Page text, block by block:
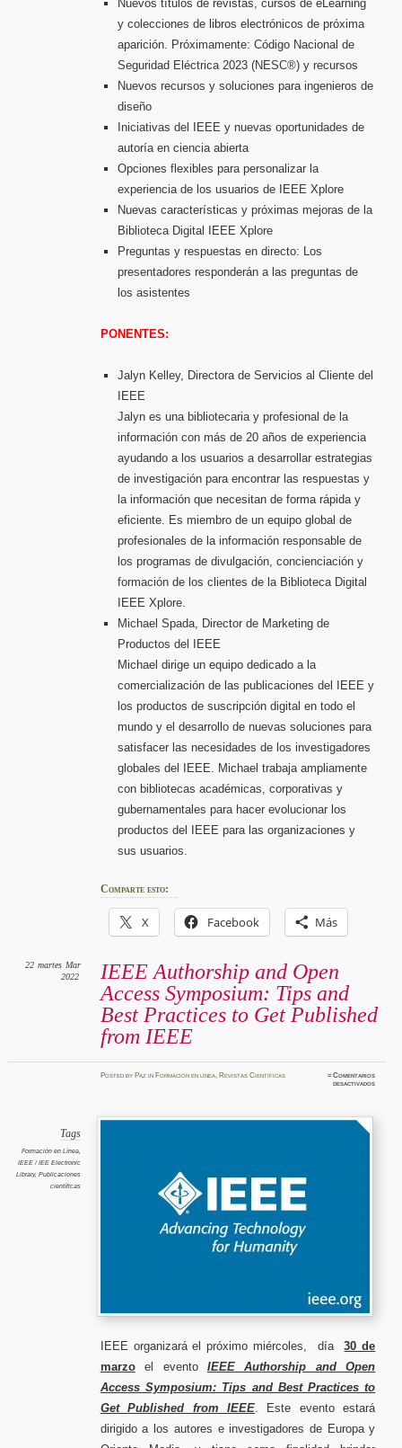
Nuevos títulos de revistas, cursos de eLearning
y colecciones de libros electrónicos de próxima
aparición. Próximamente: Código Nacional de
Seguridad Eléctrica 2023 (NESC®) y recursos
Nuevos recursos y soluciones para ingenieros de
diseño
Iniciativas del IEEE y nuevas oportunidades de
autoría en ciencia abierta
Opciones flexibles para personalizar la
experiencia de los usuarios de IEEE Xplore
Nuevas características y próximas mejoras de la
Biblioteca Digital IEEE Xplore
Preguntas y respuestas en directo: Los
presentadores responderán a las preguntas de
los asistentes
PONENTES:
Jalyn Kelley, Directora de Servicios al Cliente del
IEEE
Jalyn es una bibliotecaria y profesional de la
información con más de 20 años de experiencia
ayudando a los usuarios a desarrollar estrategias
de investigación para encontrar las respuestas y
la información que necesitan de forma rápida y
eficiente. Es miembro de un equipo global de
profesionales de la información responsable de
los programas de divulgación, concienciación y
formación de los clientes de la Biblioteca Digital
IEEE Xplore.
Michael Spada, Director de Marketing de
Productos del IEEE
Michael dirige un equipo dedicado a la
comercialización de las publicaciones del IEEE y
los productos de suscripción digital en todo el
mundo y el desarrollo de nuevas soluciones para
satisfacer las necesidades de los investigadores
globales del IEEE. Michael trabaja ampliamente
con bibliotecas académicas, corporativas y
gubernamentales para hacer evolucionar los
productos del IEEE para las organizaciones y
sus usuarios.
Comparte esto:
X Facebook Más
IEEE Authorship and Open
Access Symposium: Tips and
Best Practices to Get Published
from IEEE
22 martes Mar
2022
Postedby Paz in Formación en línea, Revistas Científicas ≈Comentarios
desactivadosen
Tags
Formación en Línea,
IEEE / IEE Electronic
Library, Publicaciones
científicas
IEEE organizará el próximo miércoles, día30 de
marzoel eventoIEEE Authorship and Open
Access Symposium: Tips and Best Practices to
Get Published from IEEE
Este evento estará
dirigido a los autores e investigadores de Europa y